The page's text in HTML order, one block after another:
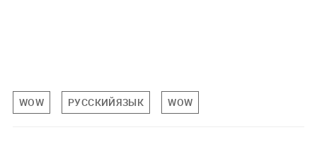
WOW РУССКИЙЯЗЫК WOW